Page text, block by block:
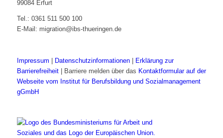
99084 Erfurt
Tel.: 0361 511 500 100
E-Mail: migration@ibs-thueringen.de
Impressum Datenschutzinformationen|
Erklärung zur
Barrierefreiheit| Barriere melden über das Kontaktformular auf der
Webseite vom Institut für Berufsbildung und Sozialmanagement
gGmbH